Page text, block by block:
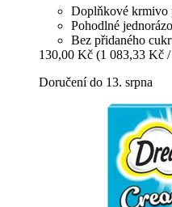
Doplňkové krmivo
Pohodlné
Bez přidaného
130,00 Kč (1 083,33 Kč
Doručení do 13. srpna